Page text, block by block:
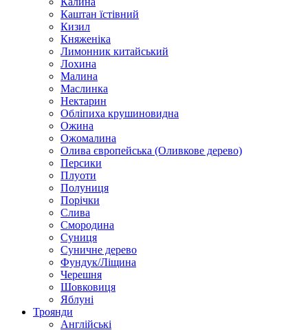
Каштан їстівний
Кизил
Княженіка
Лимонник китайський
Лохина
Малина
Маслинка
Нектарин
Обліпиха крушиновидна
Ожина
Ожомалина
Олива європейська (Оливкове дерево)
Персики
Плуоти
Полуниця
Порічки
Слива
Смородина
Суниця
Суничне дерево
Фундук/Ліщина
Черешня
Шовковиця
Яблуні
Троянди
Англійські